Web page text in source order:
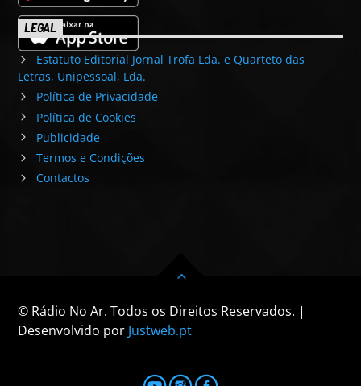
LEGAL
Estatuto Editorial Jornal Trofa Lda. e Quarteto das
Letras, Unipessoal, Lda.
Política de Privacidade
Política de Cookies
Publicidade
Termos e Condições
Contactos
© Rádio No Ar. Todos os Direitos Reservados. |
Desenvolvido por Justweb.pt